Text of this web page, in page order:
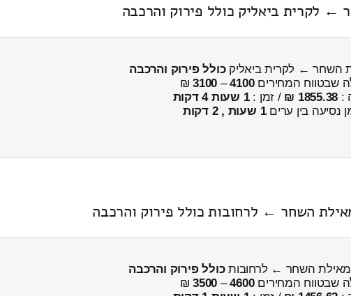
← לקרית ביאליק כולל פירוק והרכבה
השחר ← לקרית ביאליקכולל פירוק והרכבה
שבטווח המחירים4100
–
3100
₪
:
1855.38 ₪ / זמן :1 שעות 4 דקות
נסיעה בין ערים1 שעות , 2 דקות
השחר ← לרחובות כולל פירוק והרכבה
מאילת השחר ← לרחובותכולל פירוק והרכבה
שבטווח המחירים4600
–
3500
₪